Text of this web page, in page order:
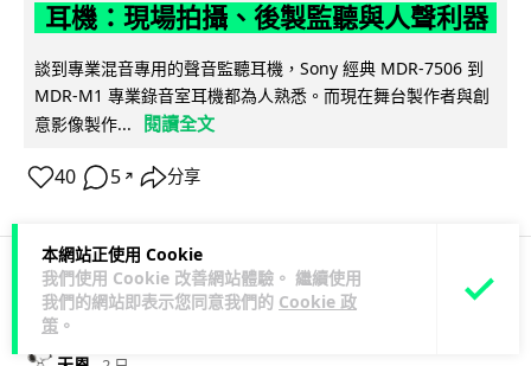
本網站正使用 Cookie
我們使用 Cookie 改善網站體驗。 繼續使用
我們的網站即表示您同意我們的 Cookie 政
策 。
耳機：現場拍攝、後製監聽與人聲利器
談到專業混音專用的聲音監聽耳機，Sony 經典 MDR-7506 到
MDR-M1 專業錄音室耳機都為人熟悉。而現在舞台製作者與創
意影像製作...
閱讀全文
40 5 ↗ 分享
科技娛樂 遊戲情報